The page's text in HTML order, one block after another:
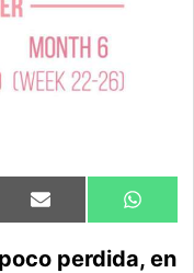
Compartir
en
Email
en
perdida, en